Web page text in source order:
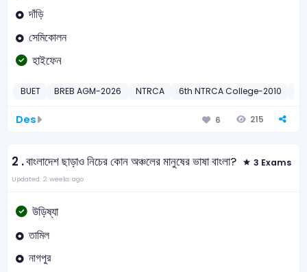
দাঁড়ি
সেমিকোলন
হাইফেন
BUET BREB AGM-2026 NTRCA 6th NTRCA College-2010
Des 6 215
2 .বাংলাদেশ ছাড়াও নিচের কোন অঞ্চলের মানুষের ভাষা বাংলা? 3 Exams
Updated: 2 weeks ago
উড়িষ্যা
তামিল
নাগপুর